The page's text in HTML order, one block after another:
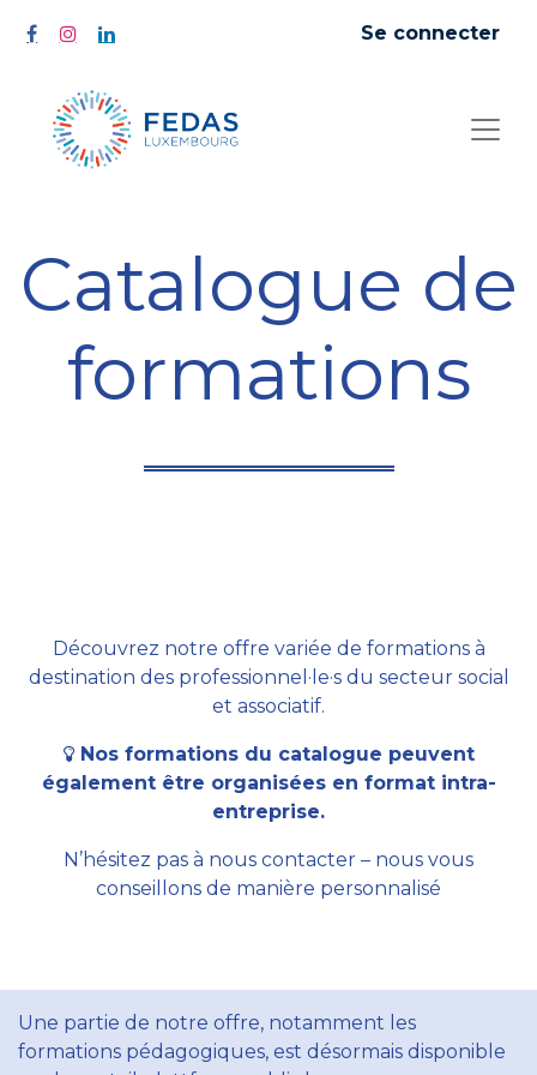
Se connecter
Catalogue de
formations
Découvrez notre offre variée de formations à
destination des professionnel·le·s du secteur social
et associatif.
Nos formations du catalogue peuvent
également être organisées en format intra-
entreprise.
N’hésitez pas à nous contacter – nous vous
conseillons de manière personnalisé
Une partie de notre offre, notamment les
formations pédagogiques, est désormais disponible